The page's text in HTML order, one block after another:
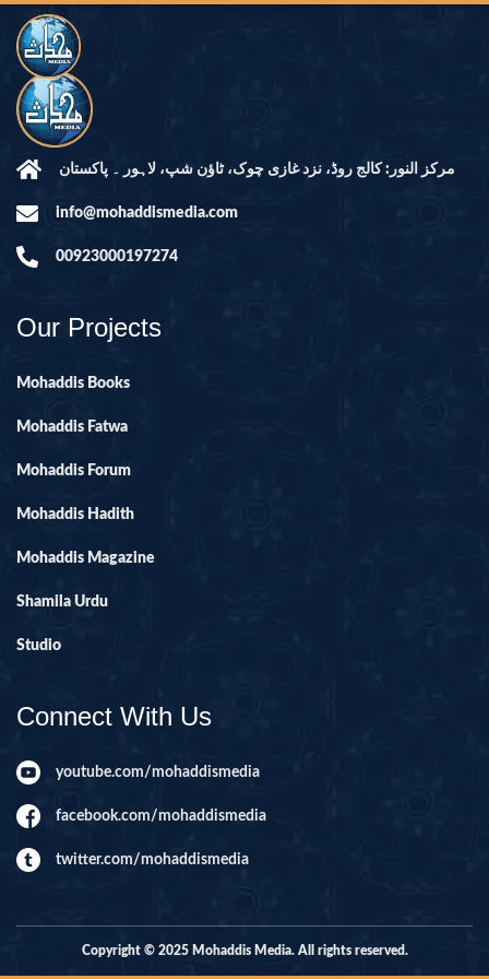
مرکز النور: کالج روڈ، نزد غازی چوک، ٹاؤن شپ، لاہور ۔ پاکستان
info@mohaddismedia.com
00923000197274
Our Projects
Mohaddis Books
Mohaddis Fatwa
Mohaddis Forum
Mohaddis Hadith
Mohaddis Magazine
Shamila Urdu
Studio
Connect With Us
youtube.com/mohaddismedia
facebook.com/mohaddismedia
twitter.com/mohaddismedia
Copyright © 2025 Mohaddis Media. All rights reserved.